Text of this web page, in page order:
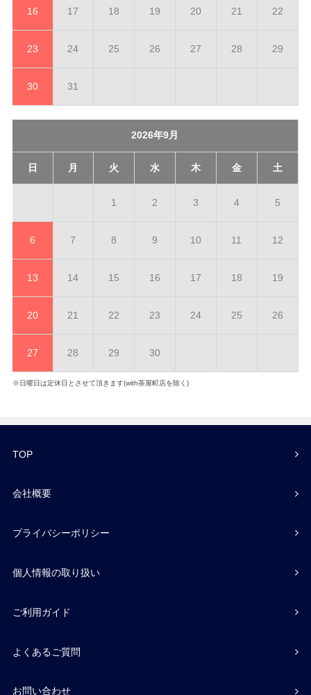
16 17 18 19 20 21 22
23 24 25 26 27 28 29
30 31
2026年9月
日 月 火 水 木 金 土
1 2 3 4 5
6 7 8 9 10 11 12
13 14 15 16 17 18 19
20 21 22 23 24 25 26
27 28 29 30
※日曜日は定休日とさせて頂きます(with茶屋町店を除く)
TOP
会社概要
プライバシーポリシー
個人情報の取り扱い
ご利用ガイド
よくあるご質問
お問い合わせ